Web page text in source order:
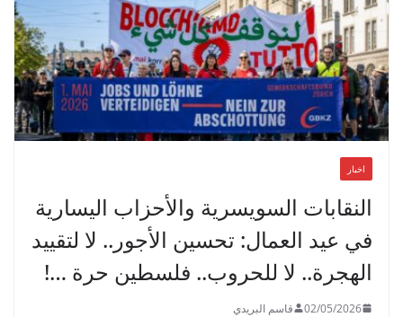
اخبار
النقابات السويسرية والأحزاب اليسارية
في عيد العمال: تحسين الأجور.. لا لتقييد
الهجرة.. لا للحروب.. فلسطين حرة …!
02/05/2026 قاسم البريدي